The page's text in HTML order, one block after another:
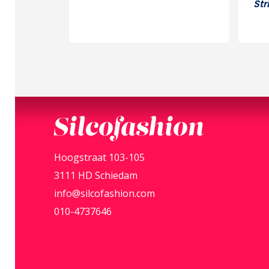
Silcofashion
Hoogstraat 103-105
3111 HD Schiedam
info@silcofashion.com
010-4737646